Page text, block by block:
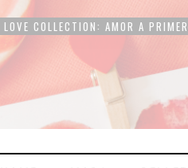
LOVE COLLECTION: AMOR A